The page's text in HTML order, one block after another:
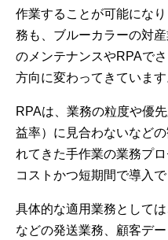
作業することが可能にな
務も、ブルーカラーの対
のメンテナンスやRPAで
方向に変わってきています
RPAは、業務の粒度や優
益率）に見合わないなど
れてきた手作業の業務プ
コストかつ短期間で導入
具体的な適用業務として
などの発送業務、顧客デ